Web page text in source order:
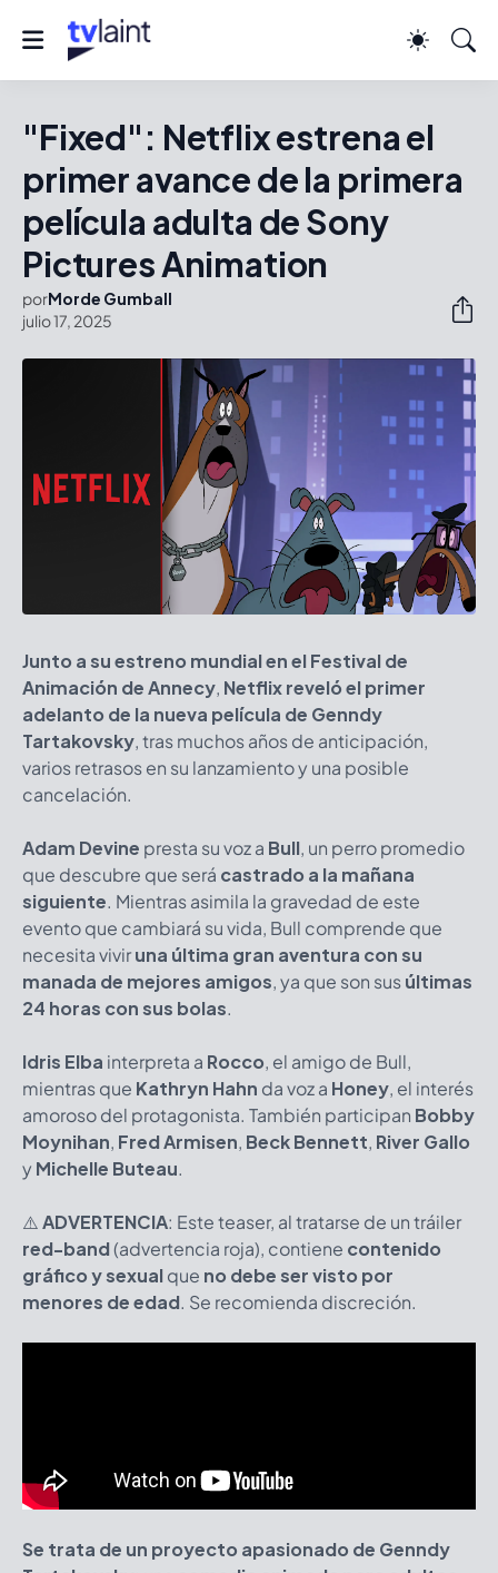
"Fixed": Netflix estrena el
primer avance de la primera
película adulta de Sony
Pictures Animation
porMorde Gumball
julio 17, 2025
Junto a su estreno mundial en el Festival de
Animación de Annecy, Netflix reveló el primer
adelanto de la nueva película de Genndy
Tartakovsky, tras muchos años de anticipación,
varios retrasos en su lanzamiento y una posible
cancelación.
Adam Devine presta su voz a Bull, un perro promedio
que descubre que será castrado a la mañana
siguiente. Mientras asimila la gravedad de este
evento que cambiará su vida, Bull comprende que
necesita viviruna última gran aventura con su
manada de mejores amigos, ya que son susúltimas
24 horas con sus bolas.
Idris Elba interpreta a Rocco, el amigo de Bull,
mientras que Kathryn Hahn da voz a Honey, el interés
amoroso del protagonista. También participan Bobby
Moynihan, Fred Armisen, Beck Bennett, River Gallo
yMichelle Buteau.
⚠️ADVERTENCIA: Este teaser, al tratarse de un tráiler
red-band(advertencia roja), contiene contenido
gráfico y sexualque no debe ser visto por
menores de edad. Se recomienda discreción.
Se trata de un proyecto apasionado de Genndy